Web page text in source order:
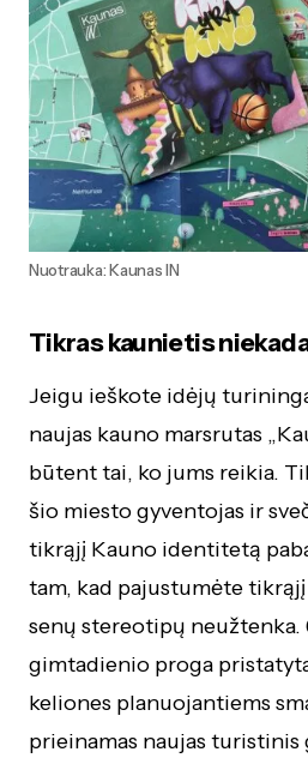
Nuotrauka: Kaunas IN
Tikras kaunietis
Jeigu ieškote idėjų
naujas kauno marsrutas
būtent tai, ko jums reikia.
šio miesto gyventojas ir
tikrąjį Kauno identitetą
tam, kad pajustumėte
senų stereotipų neužtenka.
gimtadienio proga
keliones planuojantiems
prieinamas naujas turistinis